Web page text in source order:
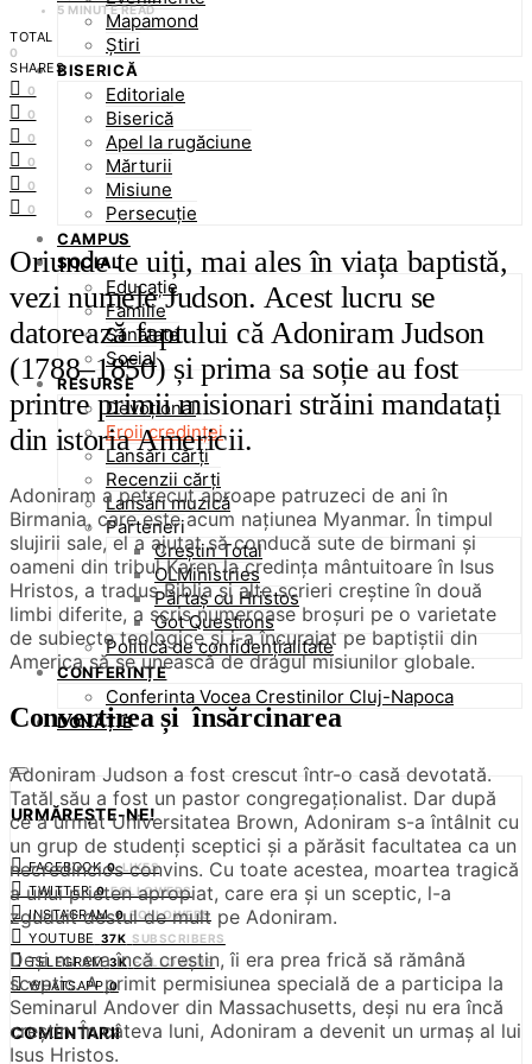
Mapamond
Știri
BISERICĂ
Editoriale
Biserică
Apel la rugăciune
Mărturii
Misiune
Persecuție
CAMPUS
SOCIAL
Educație
Familie
Sănătate
Social
RESURSE
Devoțional
Eroii credinței
Lansări cărți
Recenzii cărți
Lansări muzică
Parteneri
Creștin Total
OLMinistries
Părtaș cu Hristos
Got Questions
Politică de confidențialitate
CONFERINȚE
Conferinta Vocea Crestinilor Cluj-Napoca
DONAȚIE
URMĂREȘTE-NE!
FACEBOOK 0 LIKES
TWITTER 0 FOLLOWERS
INSTAGRAM 0 FOLLOWERS
YOUTUBE 37K SUBSCRIBERS
TELEGRAM 3K FOLLOWERS
WHATSAPP 0
COMENTARII
5 MINUTE READ
TOTAL
0
SHARES
0
0
0
0
0
0
Oriunde te uiți, mai ales în viața baptistă,
vezi numele Judson. Acest lucru se
datorează faptului că Adoniram Judson
(1788–1850) și prima sa soție au fost
printre primii misionari străini mandatați
din istoria Americii.
Adoniram a petrecut aproape patruzeci de ani în
Birmania, care este acum națiunea Myanmar. În timpul
slujirii sale, el a ajutat să conducă sute de birmani și
oameni din tribul Karen la credința mântuitoare în Isus
Hristos, a tradus Biblia și alte scrieri creștine în două
limbi diferite, a scris numeroase broșuri pe o varietate
de subiecte teologice și i-a încurajat pe baptiștii din
America să se unească de dragul misiunilor globale.
Convertirea și însărcinarea
Adoniram Judson a fost crescut într-o casă devotată.
Tatăl său a fost un pastor congregaționalist. Dar după
ce a urmat Universitatea Brown, Adoniram s-a întâlnit cu
un grup de studenți sceptici și a părăsit facultatea ca un
necredincios convins. Cu toate acestea, moartea tragică
a unui prieten apropiat, care era și un sceptic, l-a
zguduit destul de mult pe Adoniram.
Deși nu era încă creștin, îi era prea frică să rămână
sceptic. A primit permisiunea specială de a participa la
Seminarul Andover din Massachusetts, deși nu era încă
creștin. În câteva luni, Adoniram a devenit un urmaș al lui
Isus Hristos.